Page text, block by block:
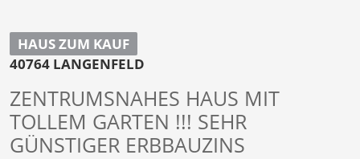
HAUS ZUM KAUF
40764 LANGENFELD
ZENTRUMSNAHES HAUS MIT
TOLLEM GARTEN !!! SEHR
GÜNSTIGER ERBBAUZINS